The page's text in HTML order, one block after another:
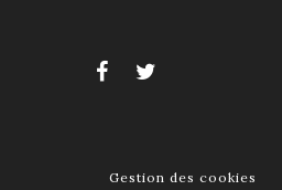
Gestion des cookies